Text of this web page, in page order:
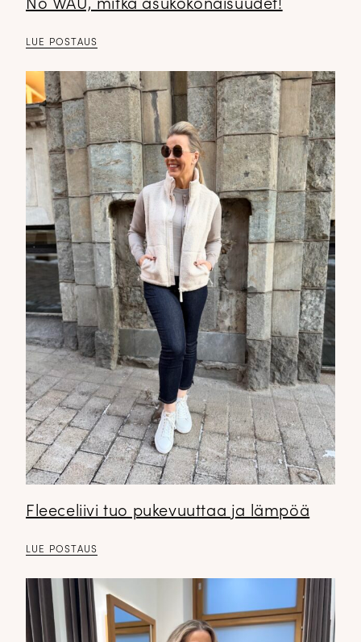
No WAU, mitkä asukokonaisuudet!
LUE POSTAUS
Fleeceliivi tuo pukevuuttaa ja lämpöä
LUE POSTAUS